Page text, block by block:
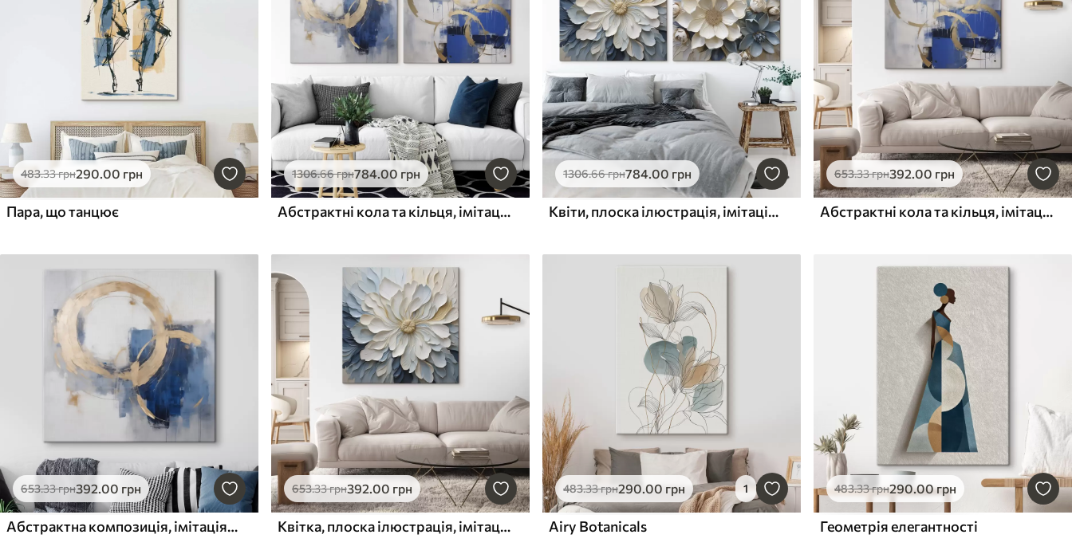
483.33грн290.00 грн
Пара, що танцює
1306.66грн784.00 грн
Абстрактні кола та кільця, імітація живопису
1306.66грн784.00 грн
Квіти, плоска ілюстрація, імітація живопису
653.33грн392.00 грн
Абстрактні кола та кільця, імітація живопису
653.33грн392.00 грн
Абстрактна композиція, імітація живопису
653.33грн392.00 грн
Квітка, плоска ілюстрація, імітація живопису
483.33грн290.00 грн 1
Airy Botanicals
483.33грн290.00грн
Геометрія елегантності